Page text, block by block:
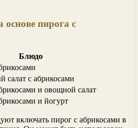
пирога с
Блюдо
салат с абрикосами
и овощной салат
и йогурт
включать пирог с абрикосами в